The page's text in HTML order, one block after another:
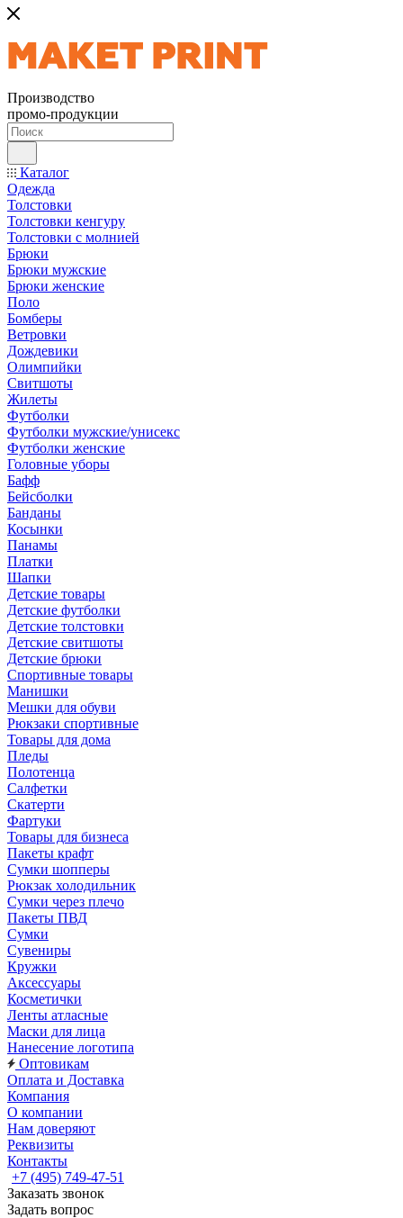
Производство
промо-продукции
Каталог
Одежда
Толстовки
Толстовки кенгуру
Толстовки с молнией
Брюки
Брюки мужские
Брюки женские
Поло
Бомберы
Ветровки
Дождевики
Олимпийки
Свитшоты
Жилеты
Футболки
Футболки мужские/унисекс
Футболки женские
Головные уборы
Бафф
Бейсболки
Банданы
Косынки
Панамы
Платки
Шапки
Детские товары
Детские футболки
Детские толстовки
Детские свитшоты
Детские брюки
Спортивные товары
Манишки
Мешки для обуви
Рюкзаки спортивные
Товары для дома
Пледы
Полотенца
Салфетки
Скатерти
Фартуки
Товары для бизнеса
Пакеты крафт
Сумки шопперы
Рюкзак холодильник
Сумки через плечо
Пакеты ПВД
Сумки
Сувениры
Кружки
Аксессуары
Косметички
Ленты атласные
Маски для лица
Нанесение логотипа
Оптовикам
Оплата и Доставка
Компания
О компании
Нам доверяют
Реквизиты
Контакты
+7 (495) 749-47-51
Заказать звонок
Задать вопрос